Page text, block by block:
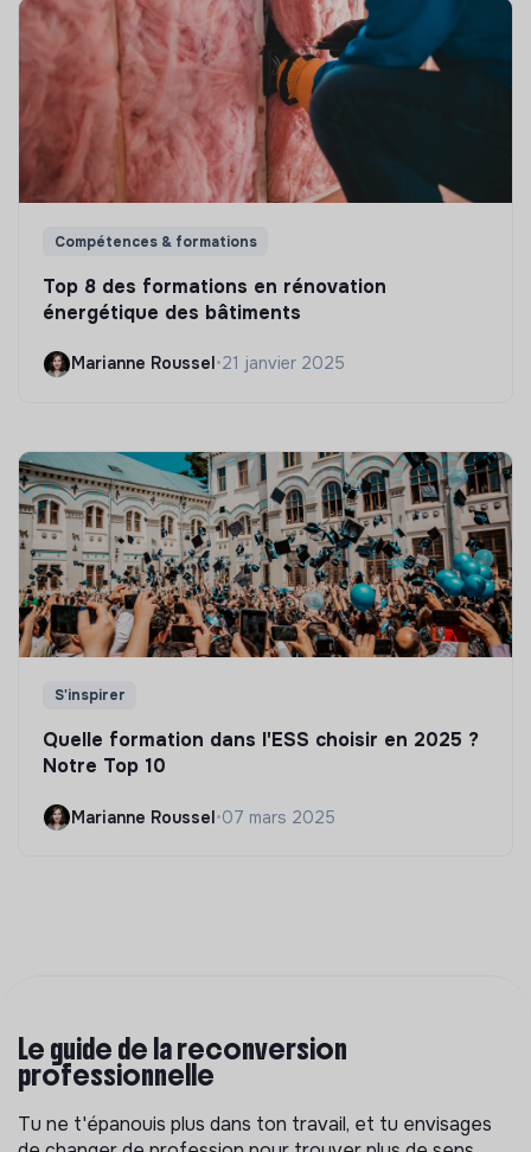
Compétences & formations
Top 8 des formations en rénovation
énergétique des bâtiments
Marianne Roussel•21 janvier 2025
S'inspirer
Quelle formation dans l'ESS choisir en 2025 ?
Notre Top 10
Marianne Roussel•07 mars 2025
Le guide de la reconversion
professionnelle
Tu ne t'épanouis plus dans ton travail, et tu envisages